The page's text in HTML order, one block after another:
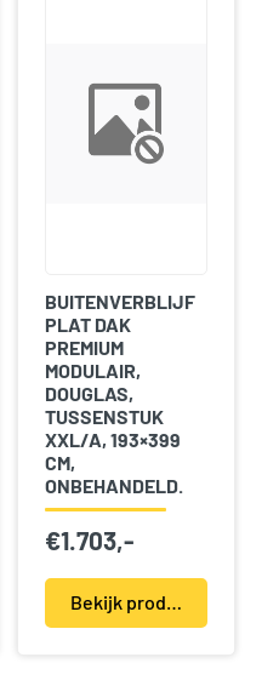
BUITENVERBLIJF
PLAT DAK
PREMIUM
MODULAIR,
DOUGLAS,
TUSSENSTUK
XXL/A, 193×399
CM,
ONBEHANDELD.
€1.703,-
Bekijk product(en)